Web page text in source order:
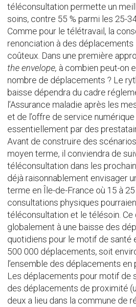
téléconsultation permette un
soins, contre 55 % parmi les 25-34
Comme pour le télétravail, la
renonciation à des
coûteux. Dans une première
the envelope, à combien peut-on
nombre de déplacements ? Le
baisse dépendra du cadre
l’Assurance maladie après les
et de l’offre de service
essentiellement par des
Avant de construire des
moyen terme, il conviendra de
téléconsultation dans les
déjà raisonnablement envisager
terme en Île-de-France où 15 à
consultations physiques
téléconsultation et le télésoin. Ce
globalement à une baisse des
quotidiens pour le motif de santé
500 000 déplacements, soit
l’ensemble des déplacements en
Les déplacements pour motif de
des déplacements de proximité
deux a lieu dans la commune de